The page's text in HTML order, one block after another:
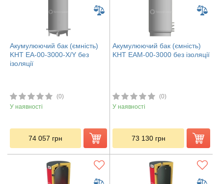
Акумулюючий бак (ємність)
KHT ЕА-00-3000-X/Y без
ізоляції
(0)
У наявності
74 057 грн
Акумулюючий бак (ємність)
KHT ЕАМ-00-3000 без ізоляції
(0)
У наявності
73 130 грн